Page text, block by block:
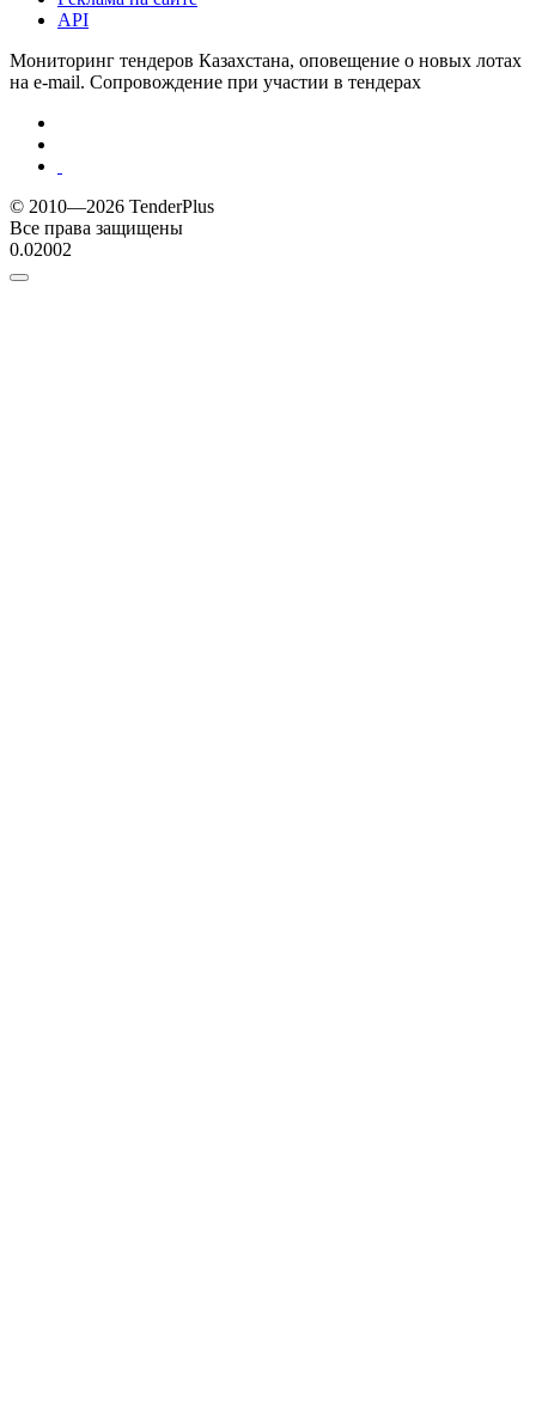
API
Мониторинг тендеров Казахстана, оповещение о новых лотах
на e-mail. Сопровождение при участии в тендерах
© 2010—2026 TenderPlus
Все права защищены
0.02002